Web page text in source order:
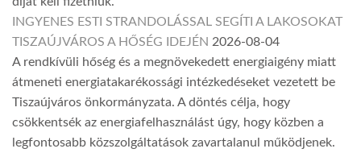
INGYENES ESTI STRANDOLÁSSAL SEGÍTI A LAKOSOKAT
TISZAÚJVÁROS A HŐSÉG IDEJÉN 2026-08-04
A rendkívüli hőség és a megnövekedett energiaigény miatt
átmeneti energiatakarékossági intézkedéseket vezetett be
Tiszaújváros önkormányzata. A döntés célja, hogy
csökkentsék az energiafelhasználást úgy, hogy közben a
legfontosabb közszolgáltatások zavartalanul működjenek.